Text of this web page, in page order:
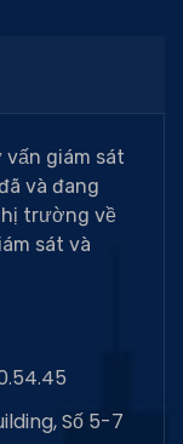
giám sát
và đang
trường về
sát và
Số 5-7